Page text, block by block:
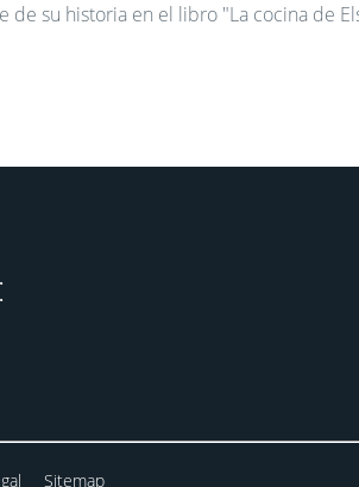
su historia en el libro "La cocina de
Sitemap